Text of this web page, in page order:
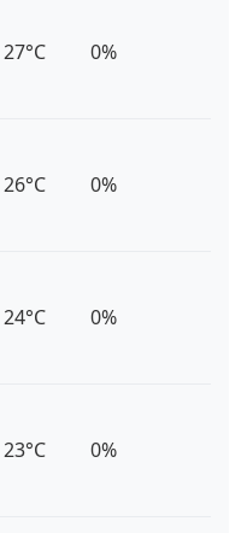
27°C 0%
26°C 0%
24°C 0%
23°C 0%